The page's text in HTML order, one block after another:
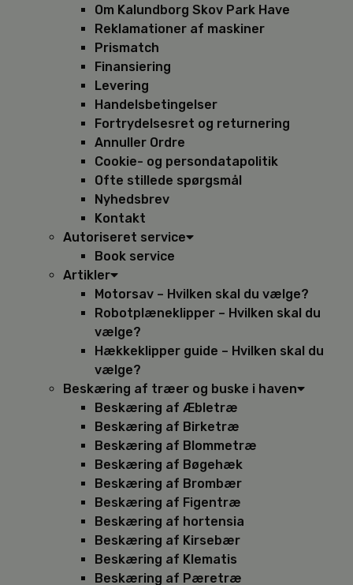
Om Kalundborg Skov Park Have
Reklamationer af maskiner
Prismatch
Finansiering
Levering
Handelsbetingelser
Fortrydelsesret og returnering
Annuller Ordre
Cookie- og persondatapolitik
Ofte stillede spørgsmål
Nyhedsbrev
Kontakt
Autoriseret service
Book service
Artikler
Motorsav – Hvilken skal du vælge?
Robotplæneklipper – Hvilken skal du
vælge?
Hækkeklipper guide – Hvilken skal du
vælge?
Beskæring af træer og buske i haven
Beskæring af Æbletræ
Beskæring af Birketræ
Beskæring af Blommetræ
Beskæring af Bøgehæk
Beskæring af Brombær
Beskæring af Figentræ
Beskæring af hortensia
Beskæring af Kirsebær
Beskæring af Klematis
Beskæring af Pæretræ